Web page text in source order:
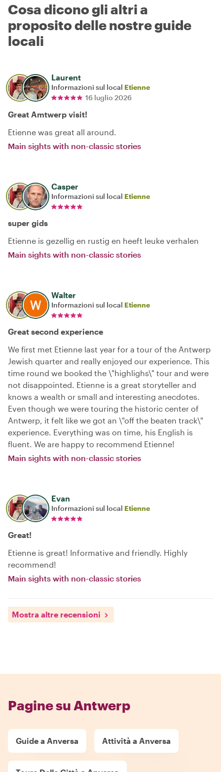
Cosa dicono gli altri a
proposito delle nostre guide
locali
Laurent
Informazioni sul local Etienne
16 luglio 2026
Great Amtwerp visit!
Etienne was great all around.
Main sights with non-classic stories
Casper
Informazioni sul local Etienne
super gids
Etienne is gezellig en rustig en heeft leuke verhalen
Main sights with non-classic stories
Walter
Informazioni sul local Etienne
Great second experience
We first met Etienne last year for a tour of the Antwerp
Jewish quarter and really enjoyed our experience. This
time round we booked the \"highlighs\" tour and were
not disappointed. Etienne is a great storyteller and
knows a wealth or small and interesting anecdotes.
Even though we were touring the historic center of
Antwerp, it felt like we got an \"off the beaten track\"
experience. Everything was on time, his English is
fluent. We are happy to recommend Etienne!
Main sights with non-classic stories
Evan
Informazioni sul local Etienne
Great!
Etienne is great! Informative and friendly. Highly
recommend!
Main sights with non-classic stories
Mostra altre recensioni
Pagine su Antwerp
Guide a Anversa Attività a Anversa